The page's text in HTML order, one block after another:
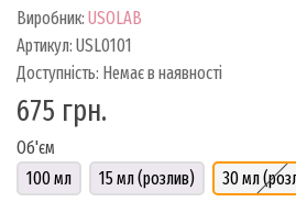
Виробник: USOLAB
Артикул: USL0101
Доступність: Немає в наявності
675 грн.
Об'єм
100 мл
15 мл (розлив) 30 мл